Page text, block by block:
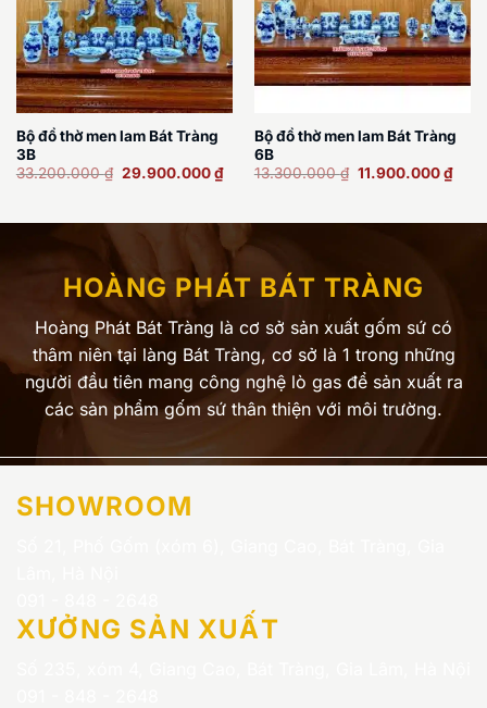
Bộ đồ thờ men lam Bát Tràng
3B
33.200.000₫ Giá
29.900.000₫Giá
hiện
29.900.000 ₫.
Bộ đồ thờ men lam Bát Tràng
6B
13.300.000₫ Giá
11.900.000₫Giá
hiện
HOÀNG PHÁT BÁT TRÀNG
Hoàng Phát Bát Tràng là cơ sở sản xuất gốm sứ có
thâm niên tại làng Bát Tràng, cơ sở là 1 trong những
người đầu tiên mang công nghệ lò gas để sản xuất ra
các sản phẩm gốm sứ thân thiện với môi trường.
SHOWROOM
XƯỞNG SẢN XUẤT